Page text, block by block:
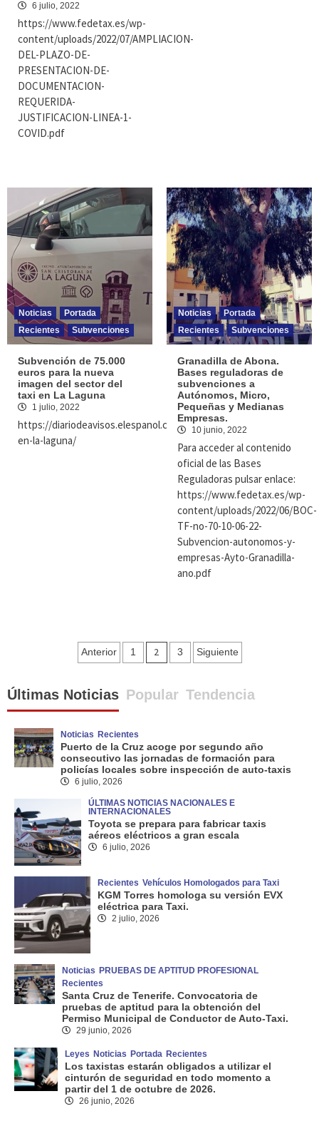
6 julio, 2022
https://www.fedetax.es/wp-
content/uploads/2022/07/AMPLIACION-
DEL-PLAZO-DE-
PRESENTACION-DE-
DOCUMENTACION-
REQUERIDA-
JUSTIFICACION-LINEA-1-
COVID.pdf
Noticias
Portada
Recientes
Subvenciones
Subvención de 75.000
euros para la nueva
imagen del sector del
taxi en La Laguna
1 julio, 2022
https://diariodeavisos.elespanol.com/2022/06/taxi-
en-la-laguna/
Noticias
Portada
Recientes
Subvenciones
Granadilla de Abona.
Bases reguladoras de
subvenciones a
Autónomos, Micro,
Pequeñas y Medianas
Empresas.
10 junio, 2022
Para acceder al contenido
oficial de las Bases
Reguladoras pulsar enlace:
https://www.fedetax.es/wp-
content/uploads/2022/06/BOC-
TF-no-70-10-06-22-
Subvencion-autonomos-y-
empresas-Ayto-Granadilla-
ano.pdf
Navegación
entradas
Anterior 1 2 3 Siguiente
Últimas Noticias Popular Tendencia
Noticias Recientes
Puerto de la Cruz acoge por segundo año
consecutivo las jornadas de formación para
policías locales sobre inspección de auto-taxis
6 julio, 2026
ÚLTIMAS NOTICIAS NACIONALES E
INTERNACIONALES
Toyota se prepara para fabricar taxis
aéreos eléctricos a gran escala
6 julio, 2026
Recientes Vehículos Homologados para Taxi
KGM Torres homologa su versión EVX
eléctrica para Taxi.
2 julio, 2026
Noticias PRUEBAS DE APTITUD PROFESIONAL
Recientes
Santa Cruz de Tenerife. Convocatoria de
pruebas de aptitud para la obtención del
Permiso Municipal de Conductor de Auto-Taxi.
29 junio, 2026
Leyes Noticias Portada Recientes
Los taxistas estarán obligados a utilizar el
cinturón de seguridad en todo momento a
partir del 1 de octubre de 2026.
26 junio, 2026